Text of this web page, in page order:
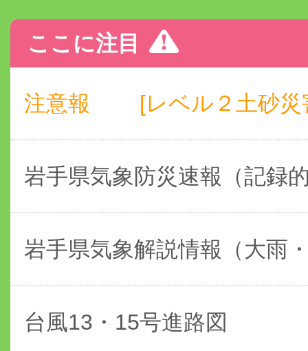
ここに注目
注意報 [レベル２土砂
岩手県気象防災速報（記録
岩手県気象解説情報（大雨
台風13・15号進路図